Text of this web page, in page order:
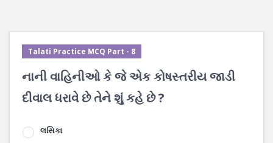
Talati Practice MCQ Part - 8
નાની વાહિનીઓ કે જે એક કોષસ્તરીય જાડી
દીવાલ ધરાવે છે તેને શું કહે છે ?
લસિકા